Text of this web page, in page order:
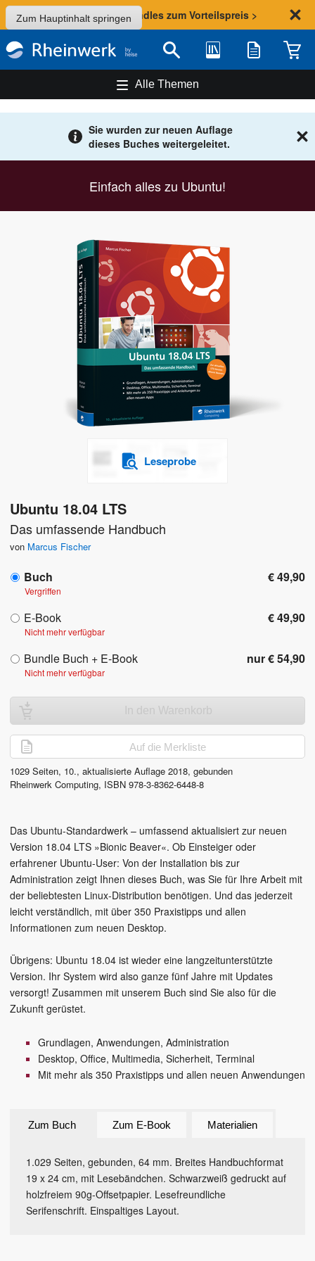
Zum Hauptinhalt springen
Sommer-Aktion: Bundles zum Vorteilspreis >
Suche Bibliothek Merkliste
Alle Themen
Sie wurden zur neuen Auflage
dieses Buches weitergeleitet.
Einfach alles zu Ubuntu!
Leseprobe
Ubuntu 18.04 LTS
Das umfassende Handbuch
von Marcus Fischer
Buch € 49,90
Vergriffen
E-Book € 49,90
Nicht mehr verfügbar
Bundle Buch + E-Book nur € 54,90
Nicht mehr verfügbar
In den Warenkorb
Auf die Merkliste
1029 Seiten, 10., aktualisierte Auflage 2018, gebunden
Rheinwerk Computing, ISBN 978-3-8362-6448-8
Das Ubuntu-Standardwerk – umfassend aktualisiert zur neuen
Version 18.04 LTS »Bionic Beaver«. Ob Einsteiger oder
erfahrener Ubuntu-User: Von der Installation bis zur
Administration zeigt Ihnen dieses Buch, was Sie für Ihre Arbeit mit
der beliebtesten Linux-Distribution benötigen. Und das jederzeit
leicht verständlich, mit über 350 Praxistipps und allen
Informationen zum neuen Desktop.
Übrigens: Ubuntu 18.04 ist wieder eine langzeitunterstützte
Version. Ihr System wird also ganze fünf Jahre mit Updates
versorgt! Zusammen mit unserem Buch sind Sie also für die
Zukunft gerüstet.
Grundlagen, Anwendungen, Administration
Desktop, Office, Multimedia, Sicherheit, Terminal
Mit mehr als 350 Praxistipps und allen neuen Anwendungen
Zum Buch Zum E-Book Materialien
1.029 Seiten, gebunden, 64 mm. Breites Handbuchformat
19 x 24 cm, mit Lesebändchen. Schwarzweiß gedruckt auf
holzfreiem 90g-Offsetpapier. Lesefreundliche
Serifenschrift. Einspaltiges Layout.